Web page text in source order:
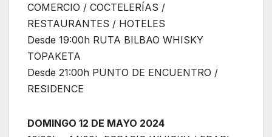
COMERCIO / COCTELERÍAS /
RESTAURANTES / HOTELES
Desde 19:00h RUTA BILBAO WHISKY
TOPAKETA
Desde 21:00h PUNTO DE ENCUENTRO /
RESIDENCE
DOMINGO 12 DE MAYO 2024